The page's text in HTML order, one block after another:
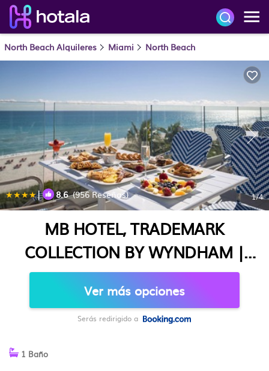
North Beach Alquileres Miami North Beach
| 8.6(956 Reseñas) 1/4
MB HOTEL, TRADEMARK
COLLECTION BY WYNDHAM |
HOTEL EN MIAMI BEACH
Ver más opciones
Serás redirigido a
1 Baño